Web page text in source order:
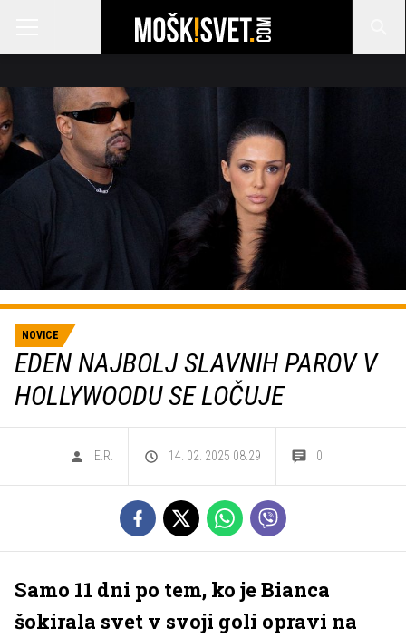
NOVICE
EDEN NAJBOLJ SLAVNIH PAROV V
HOLLYWOODU SE LOČUJE
E.R. 14. 02. 2025 08.29 0
Samo 11 dni po tem, ko je Bianca
šokirala svet v svoji goli opravi na